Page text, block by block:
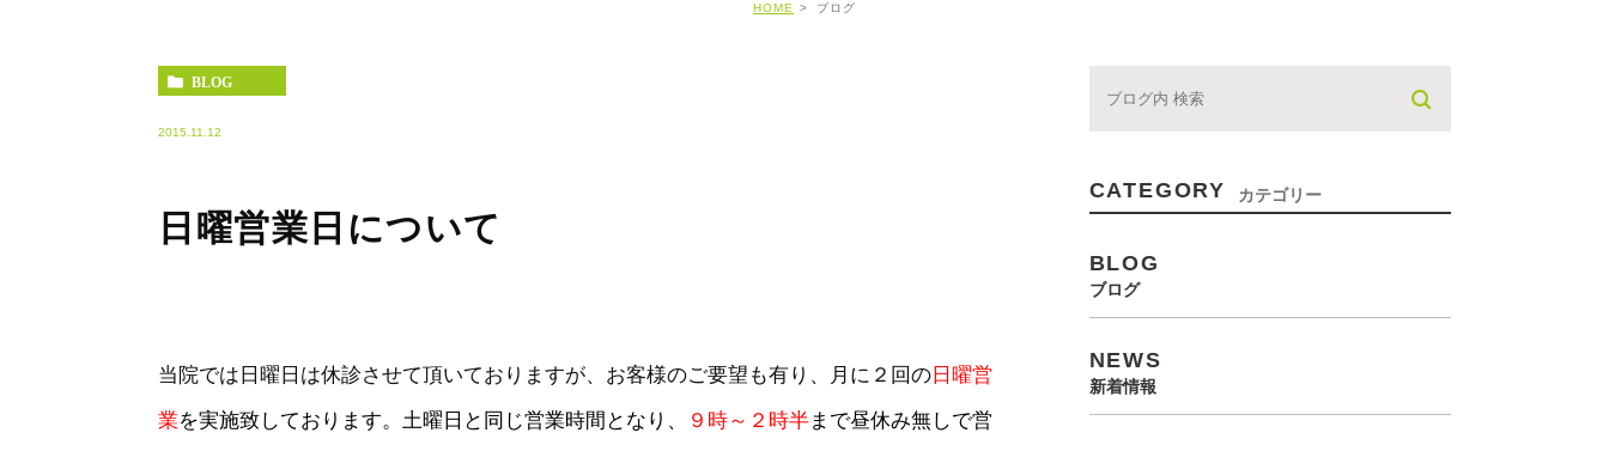
HOME ブログ
BLOG
2015.11.12
日曜営業日について
当院では日曜日は休診させて頂いておりますが、お客様のご要望も有り、月に２回の 日曜営
業を実施致しております。土曜日と同じ営業時間となり、 ９時～２時半まで昼休み無しで営
CATEGORY カテゴリー
BLOG
ブログ
NEWS
新着情報